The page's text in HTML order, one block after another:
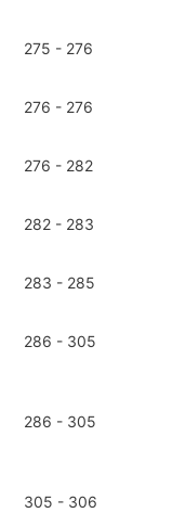
275 - 276
276 - 276
276 - 282
282 - 283
283 - 285
286 - 305
286 - 305
305 - 306